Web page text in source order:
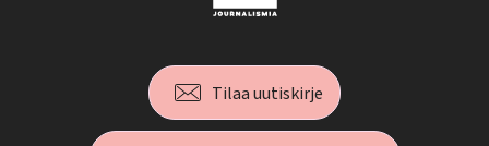
Tilaa uutiskirje